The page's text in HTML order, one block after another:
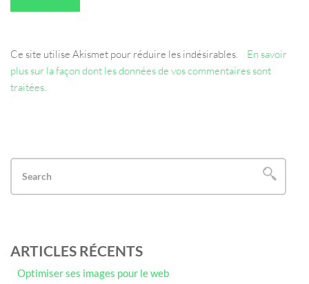
Ce site utilise Akismet pour réduire les indésirables.
En savoir
plus sur la façon dont les données de vos commentaires sont
traitées.
ARTICLES RÉCENTS
Optimiser ses images pour le web